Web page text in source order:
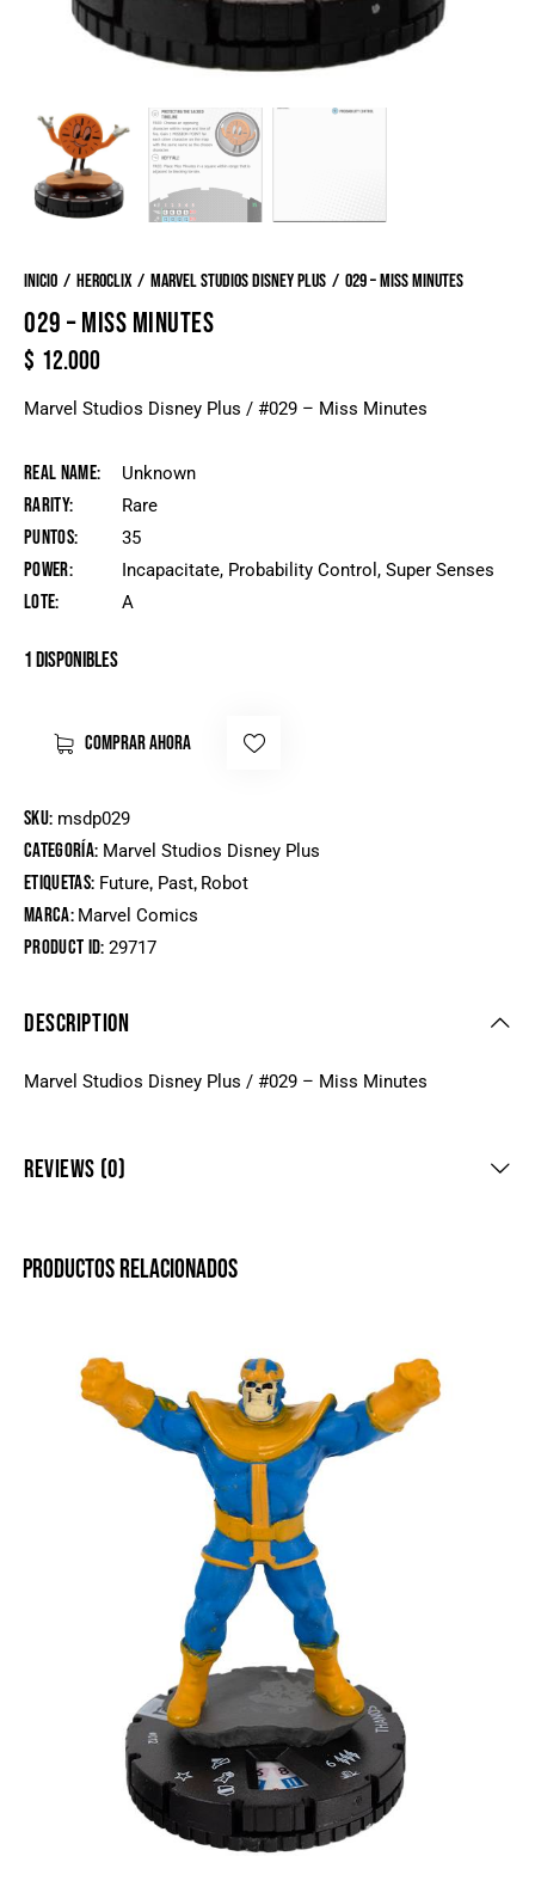
Inicio Heroclix Marvel Studios Disney Plus 029 – Miss Minutes
029 – MISS MINUTES
$ 12.000
Marvel Studios Disney Plus / #029 – Miss Minutes
Real Name Unknown
Rarity Rare
Puntos 35
Power Incapacitate, Probability Control, Super Senses
Lote A
1 disponibles
COMPRAR AHORA
SKU: msdp029
Categoría: Marvel Studios Disney Plus
Etiquetas: Future, Past, Robot
Marca: Marvel Comics
Product ID:29717
DESCRIPTION
Marvel Studios Disney Plus / #029 – Miss Minutes
REVIEWS (0)
PRODUCTOS RELACIONADOS